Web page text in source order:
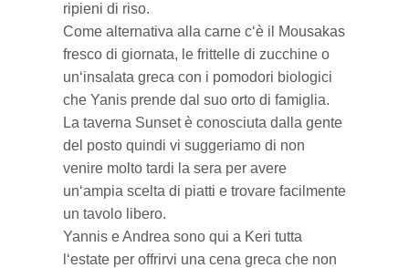
ripieni di riso.
Come alternativa alla carne c‘è il Mousakas
fresco di giornata, le frittelle di zucchine o
un‘insalata greca con i pomodori biologici
che Yanis prende dal suo orto di famiglia.
La taverna Sunset è conosciuta dalla gente
del posto quindi vi suggeriamo di non
venire molto tardi la sera per avere
un‘ampia scelta di piatti e trovare facilmente
un tavolo libero.
Yannis e Andrea sono qui a Keri tutta
l‘estate per offrirvi una cena greca che non